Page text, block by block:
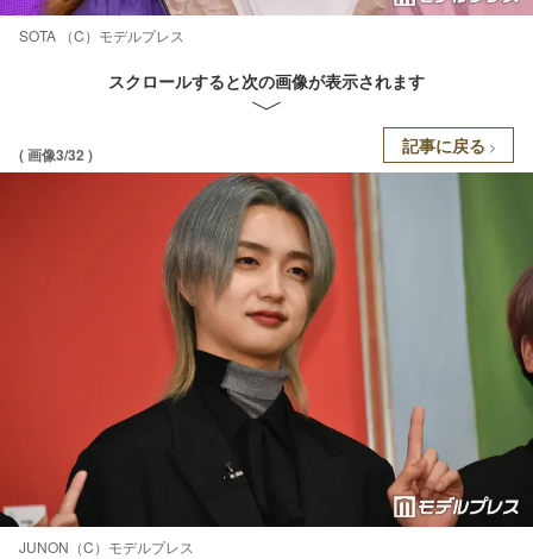
SOTA （C）モデルプレス
スクロールすると次の画像が表示されます
( 画像3/32 ) 記事に戻る
JUNON（C）モデルプレス